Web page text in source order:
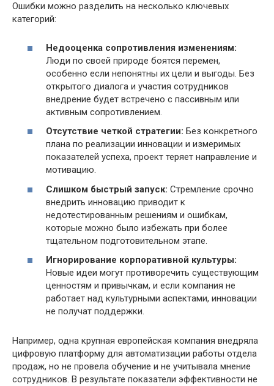
Ошибки можно разделить на несколько ключевых
категорий:
Недооценка сопротивления изменениям:
Люди по своей природе боятся перемен,
особенно если непонятны их цели и выгоды. Без
открытого диалога и участия сотрудников
внедрение будет встречено с пассивным или
активным сопротивлением.
Отсутствие четкой стратегии: Без конкретного
плана по реализации инновации и измеримых
показателей успеха, проект теряет направление и
мотивацию.
Слишком быстрый запуск: Стремление срочно
внедрить инновацию приводит к
недотестированным решениям и ошибкам,
которые можно было избежать при более
тщательном подготовительном этапе.
Игнорирование корпоративной культуры:
Новые идеи могут противоречить существующим
ценностям и привычкам, и если компания не
работает над культурными аспектами, инновации
не получат поддержки.
Например, одна крупная европейская компания внедряла
цифровую платформу для автоматизации работы отдела
продаж, но не провела обучение и не учитывала мнение
сотрудников. В результате показатели эффективности не